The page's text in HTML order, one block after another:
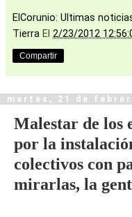
ElCorunio: Ultimas
Tierra El 2/23/2012
Compartir
martes, 21 de
Malestar de los
por la
colectivos con
mirarlas, la